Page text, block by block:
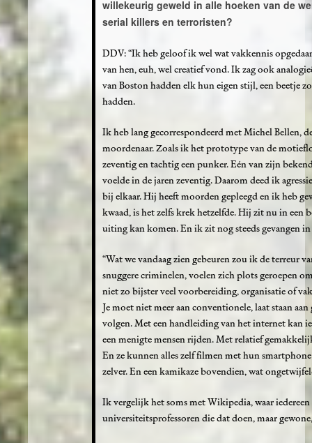
willekeurig geweld in alle hoeken van de
serial killers en terroristen?
DDV: “Ik heb geloof ik wel wat vakkennis
van hen, euh, wel creatief vond. Ik zag ook
van Boston hadden elk hun eigen stijl, een beetje
hadden.
Ik heb lang gecorrespondeerd met Michel Bellen,
moordenaar. Zoals ik het prototype van de
zeventig en tachtig een punker. Eén van zijn
voelde in de jaren zeventig. Daarom deed ik
bij elkaar. Hij heeft moorden gepleegd en ik heb
kwaad, is het zelfs krek hetzelfde. Hij zit nu in een
uiting kan komen. En ik zit nog steeds gevangen
“Wat we vandaag zien gebeuren zou ik de terreur
snuggere criminelen, voelen zich plots geroepen
niet zo bijster veel voorbereiding, organisatie of
Je moet niet meer aan conventionele, laat staan
volgen. Met een handleiding van het internet kan
een menigte mensen rijden. Met relatief
En ze kunnen alles zelf filmen met hun
zelver. En een kamikaze bovendien, wat
Ik vergelijk het soms met Wikipedia, waar
universiteitsprofessoren die dat doen, maar